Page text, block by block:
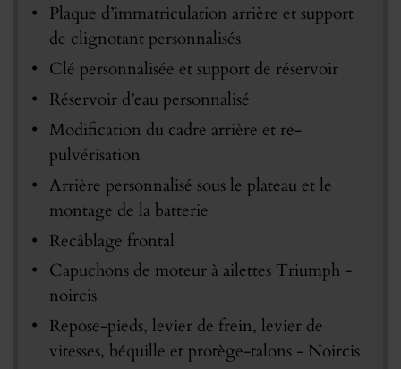
Plaque d’immatriculation arrière et support
de clignotant personnalisés
Clé personnalisée et support de réservoir
Réservoir d’eau personnalisé
Modification du cadre arrière et re-
pulvérisation
Arrière personnalisé sous le plateau et le
montage de la batterie
Recâblage frontal
Capuchons de moteur à ailettes Triumph -
noircis
Repose-pieds, levier de frein, levier de
vitesses, béquille et protège-talons - Noircis